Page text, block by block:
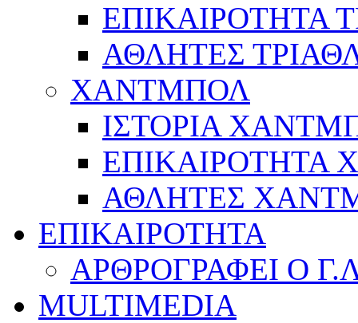
ΕΠΙΚΑΙΡΟΤΗΤΑ
ΑΘΛΗΤΕΣ
ΧΑΝΤΜΠΟΛ
ΙΣΤΟΡΙΑ
ΕΠΙΚΑΙΡΟΤΗΤΑ
ΑΘΛΗΤΕΣ
ΕΠΙΚΑΙΡΟΤΗΤΑ
ΑΡΘΡΟΓΡΑΦΕΙ Ο
MULTIMEDIA